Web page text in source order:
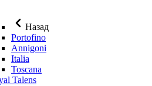
Назад
Portofino
Annigoni
Italia
Toscana
Talens